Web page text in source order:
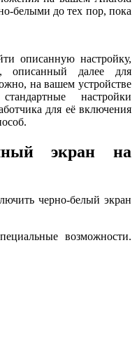
белыми до тех пор, пока
описанную настройку,
описанный далее для
на вашем устройстве
настройки
для её включения
экран на
черно-белый экран
возможности.